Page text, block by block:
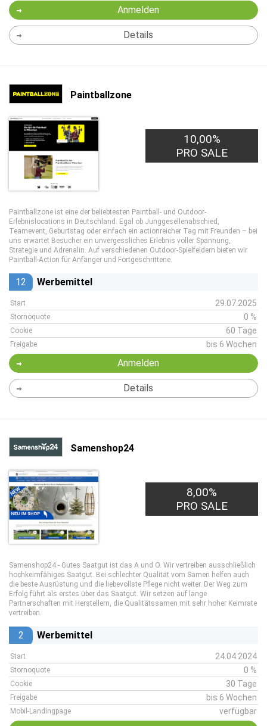
Anmelden
Details
Paintballzone
10,00%
PRO SALE
Paintballzone ist eine der beliebtesten Paintball- und Outdoor-
Erlebnislocations in Deutschland. Egal ob Junggesellenabschied,
Teamevent, Geburtstag oder einfach ein actionreicher Tag mit Freunden – bei
uns erwartet Besucher ein unvergessliches Erlebnis voller Spannung,
Strategie und Adrenalin. Auf verschiedenen Outdoor-Spielfeldern bieten wir
Paintball-Action für Anfänger und Fortgeschrittene.
12 Werbemittel
Start 29.07.2025
Stornoquote 0 %
Cookie 60 Tage
Freigabe bis 6 Wochen
Anmelden
Details
Samenshop24
8,00%
PRO SALE
Samenshop24 - Gutes Saatgut ist das A und O. Wir vertreiben ausschließlich
hochkeimfähiges Saatgut. Bei schlechter Qualität vom Samen helfen auch
die beste Ausrüstung und die liebevollste Pflege nicht weiter. Der Weg zum
Erfolg führt als erstes über das Saatgut. Wir setzen auf lange
Partnerschaften mit Herstellern, die Qualitätssamen mit sehr hoher Keimrate
vertreiben.
2 Werbemittel
Start 24.04.2024
Stornoquote 0 %
Cookie 30 Tage
Freigabe bis 6 Wochen
Mobil-Landingpage verfügbar